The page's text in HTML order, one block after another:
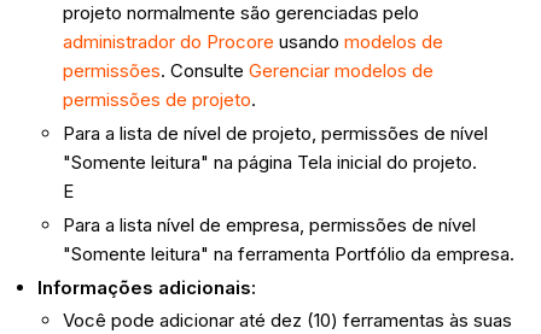
projeto normalmente são gerenciadas pelo
administrador do Procore usandomodelos de
permissões. ConsulteGerenciar modelos de
permissões de projeto.
Para a lista de nível de projeto, permissões de nível
"Somente leitura" na página Tela inicial do projeto.
E
Para a lista nível de empresa, permissões de nível
"Somente leitura" na ferramenta Portfólio da empresa.
Informações adicionais:
Você pode adicionar até dez (10) ferramentas às suas